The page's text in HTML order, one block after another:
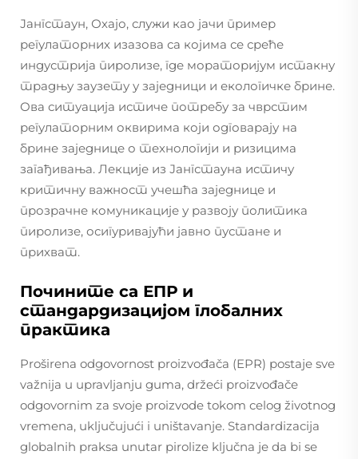
Јангстаун, Охајо, служи као јачи пример
регулаторних изазова са којима се среће
индустрија пиролизе, где мораторијум истакну
традњу заузету у заједници и екологичке брине.
Ова ситуација истиче потребу за чврстим
регулаторним оквирима који одговарају на
брине заједнице о технологији и ризицима
загађивања. Лекције из Јангстауна истичу
критичну важност учешћа заједнице и
прозрачне комуникације у развоју политика
пиролизе, осигуривајући јавно пустане и
прихват.
Почините са ЕПР и
стандардизацијом глобалних
практика
Proširena odgovornost proizvođača (EPR) postaje sve
važnija u upravljanju guma, držeći proizvođače
odgovornim za svoje proizvode tokom celog životnog
vremena, uključujući i uništavanje. Standardizacija
globalnih praksa unutar pirolize ključna je da bi se